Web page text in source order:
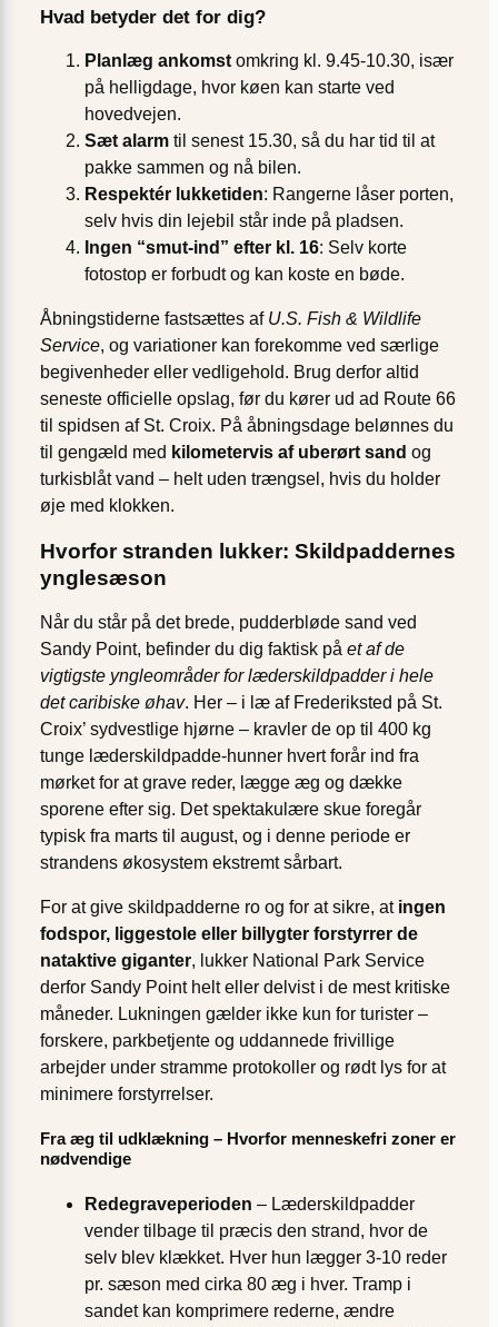
Hvad betyder det for dig?
Planlæg ankomst omkring kl. 9.45-10.30, især
på helligdage, hvor køen kan starte ved
hovedvejen.
Sæt alarm til senest 15.30, så du har tid til at
pakke sammen og nå bilen.
Respektér lukketiden: Rangerne låser porten,
selv hvis din lejebil står inde på pladsen.
Ingen “smut-ind” efter kl. 16: Selv korte
fotostop er forbudt og kan koste en bøde.
Åbningstiderne fastsættes af U.S. Fish & Wildlife
Service, og variationer kan forekomme ved særlige
begivenheder eller vedligehold. Brug derfor altid
seneste officielle opslag, før du kører ud ad Route 66
til spidsen af St. Croix. På åbningsdage belønnes du
til gengæld med kilometervis af uberørt sand og
turkisblåt vand – helt uden trængsel, hvis du holder
øje med klokken.
Hvorfor stranden lukker: Skildpaddernes
ynglesæson
Når du står på det brede, pudderbløde sand ved
Sandy Point, befinder du dig faktisk på et af de
vigtigste yngleområder for læderskildpadder i hele
det caribiske øhav. Her – i læ af Frederiksted på St.
Croix’ sydvestlige hjørne – kravler de op til 400 kg
tunge læderskildpadde-hunner hvert forår ind fra
mørket for at grave reder, lægge æg og dække
sporene efter sig. Det spektakulære skue foregår
typisk fra marts til august, og i denne periode er
strandens økosystem ekstremt sårbart.
For at give skildpadderne ro og for at sikre, at ingen
fodspor, liggestole eller billygter forstyrrer de
nataktive giganter, lukker National Park Service
derfor Sandy Point helt eller delvist i de mest kritiske
måneder. Lukningen gælder ikke kun for turister –
forskere, parkbetjente og uddannede frivillige
arbejder under stramme protokoller og rødt lys for at
minimere forstyrrelser.
Fra æg til udklækning – Hvorfor menneskefri zoner er
nødvendige
Redegraveperioden – Læderskildpadder
vender tilbage til præcis den strand, hvor de
selv blev klækket. Hver hun lægger 3-10 reder
pr. sæson med cirka 80 æg i hver. Tramp i
sandet kan komprimere rederne, ændre